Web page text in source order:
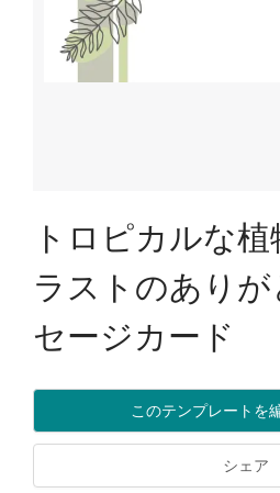
トロピカルな
ラストのありが
セージカード
このテンプレートを
シェア